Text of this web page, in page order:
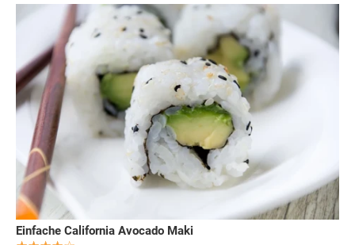
Einfache California Avocado Maki